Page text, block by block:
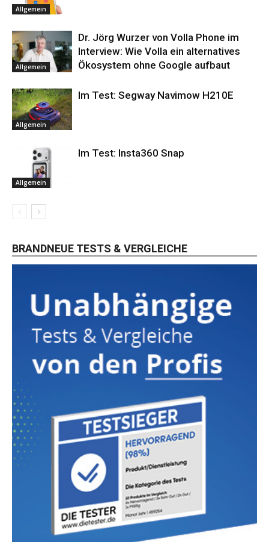
Allgemein
Allgemein
Dr. Jörg Wurzer von Volla Phone im
Interview: Wie Volla ein alternatives
Ökosystem ohne Google aufbaut
Allgemein
Im Test: Segway Navimow H210E
Allgemein
Im Test: Insta360 Snap
BRANDNEUE TESTS & VERGLEICHE